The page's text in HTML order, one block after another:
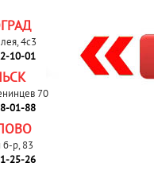
4с3
10-01
70
01-88
р, 83
25-26